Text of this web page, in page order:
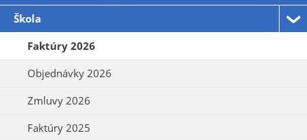
Škola
Faktúry 2026
Objednávky 2026
Zmluvy 2026
Faktúry 2025